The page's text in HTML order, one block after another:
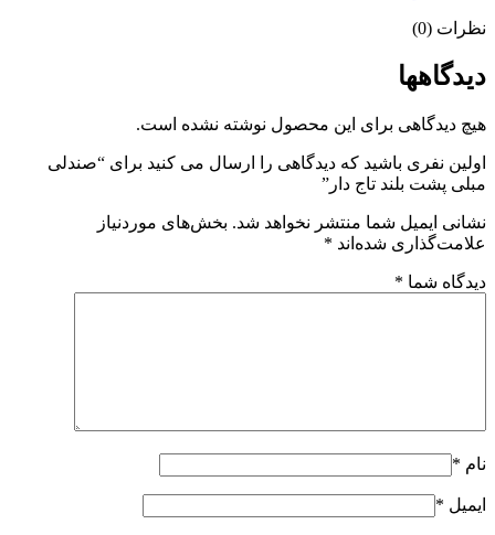
نظرات (0)
دیدگاهها
هیچ دیدگاهی برای این محصول نوشته نشده است.
اولین نفری باشید که دیدگاهی را ارسال می کنید برای “صندلی
مبلی پشت بلند تاج دار”
نشانی ایمیل شما منتشر نخواهد شد. بخش‌های موردنیاز
علامت‌گذاری شده‌اند *
دیدگاه شما *
نام *
ایمیل *